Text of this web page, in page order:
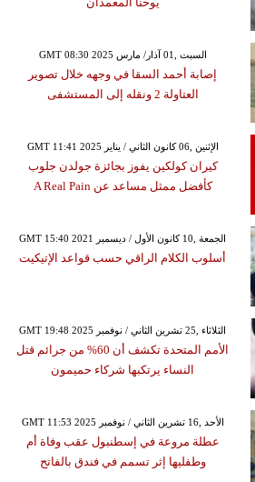
GMT 08:30 2025 السبت ,01 آذار/ مارس
إصابة أحمد السقا في وجهه خلال تصوير
العتاولة 2 ونقله إلى المستشفى
GMT 11:41 2025 الإثنين ,06 كانون الثاني / يناير
كيران كولكين يفوز بجائزة جولدن جلوب
كأفضل ممثل مساعد عن A Real Pain
GMT 15:40 2021 الجمعة ,10 كانون الأول / ديسمبر
أسلوب الكلام الراقي حسب قواعد الإتيكيت
GMT 19:48 2025 الثلاثاء ,25 تشرين الثاني / نوفمبر
الأمم المتحدة تكشف أن 60% من جرائم قتل
النساء يرتكبها شركاء حميمون
GMT 11:53 2025 الأحد ,16 تشرين الثاني / نوفمبر
عطلة مروعة في إسطنبول عقب وفاة أم
وطفليها إثر تسمم في فندق بالفاتح